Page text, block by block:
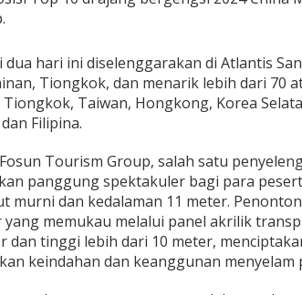
dua hari ini diselenggarakan di Atlantis
Tiongkok, dan menarik lebih dari 70
Taiwan, Hongkong, Korea
Filipina.
Tourism Group, salah satu
panggung spektakuler bagi para
murni dan kedalaman 11 meter.
yang memukau melalui panel akrilik
dan tinggi lebih dari 10 meter,
keindahan dan keanggunan menyelam